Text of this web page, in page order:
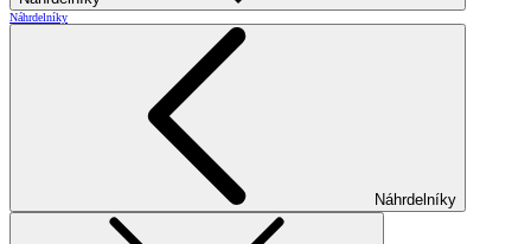
Náhrdelníky
Náhrdelníky